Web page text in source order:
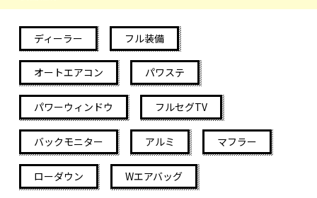
ディーラー フル装備
オートエアコン パワステ
パワーウィンドウ フルセグTV
バックモニター アルミ マフラー
ローダウン Wエアバッグ